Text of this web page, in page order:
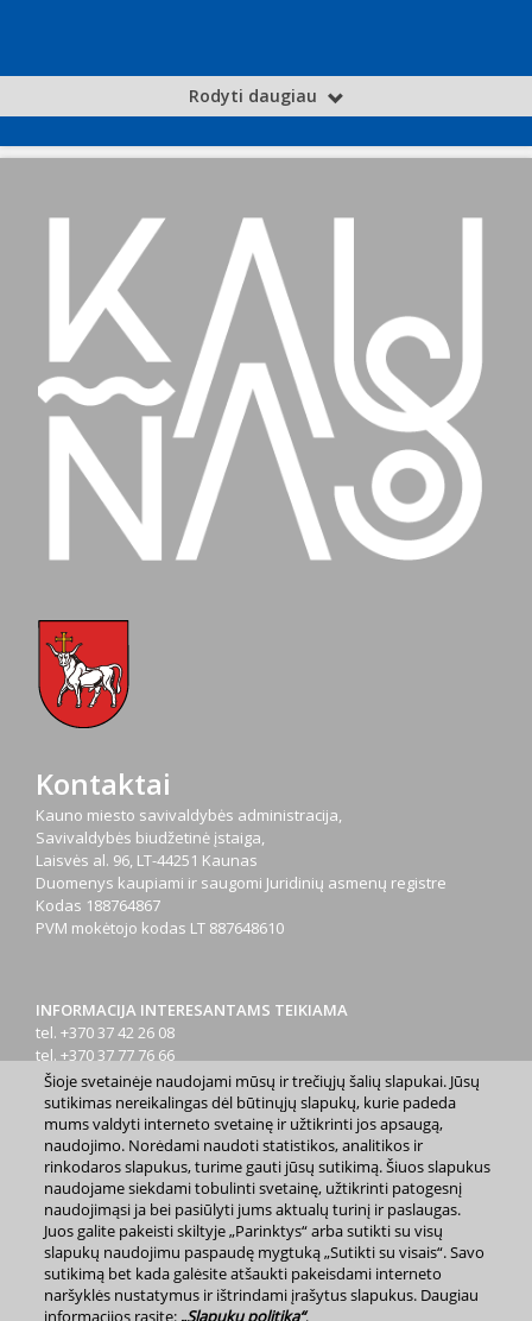
Rodyti daugiau
Kontaktai
Kauno miesto savivaldybės administracija,
Savivaldybės biudžetinė įstaiga,
Laisvės al. 96, LT-44251 Kaunas
Duomenys kaupiami ir saugomi Juridinių asmenų registre
Kodas 188764867
PVM mokėtojo kodas LT 887648610
INFORMACIJA INTERESANTAMS TEIKIAMA
tel. +370 37 42 26 08
tel. +370 37 77 76 66
tel. +370 660 07000
el. p.info@kaunas.lt
2023 m. Kauno miesto savivaldybė. Kopijuoti ir platinti
www.kaunas.lt skelbiamą informaciją be autorių sutikimo draudžiama.
Svetainės žemėlapis »
Šioje svetainėje naudojami mūsų ir trečiųjų šalių slapukai. Jūsų
sutikimas nereikalingas dėl būtinųjų slapukų, kurie padeda
mums valdyti interneto svetainę ir užtikrinti jos apsaugą,
naudojimo. Norėdami naudoti statistikos, analitikos ir
rinkodaros slapukus, turime gauti jūsų sutikimą. Šiuos slapukus
naudojame siekdami tobulinti svetainę, užtikrinti patogesnį
naudojimąsi ja bei pasiūlyti jums aktualų turinį ir paslaugas.
Juos galite pakeisti skiltyje „Parinktys“ arba sutikti su visų
slapukų naudojimu paspaudę mygtuką „Sutikti su visais“. Savo
sutikimą bet kada galėsite atšaukti pakeisdami interneto
naršyklės nustatymus ir ištrindami įrašytus slapukus. Daugiau
informacijos rasite: „Slapukų politika“.